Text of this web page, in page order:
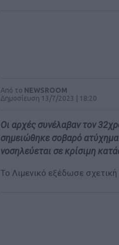
Από το NEWSROOM
Δημοσίευση 13/7/2023 | 18:20
Οι αρχές συνέλαβαν τον
σημειώθηκε σοβαρό
νοσηλεύεται σε κρίσιμη
Το Λιμενικό εξέδωσε